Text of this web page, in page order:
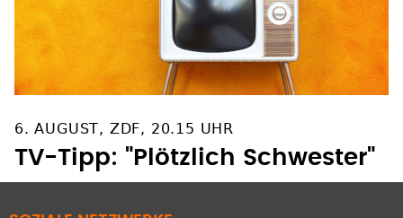
TV-Tipp: "Plötzlich Schwester"